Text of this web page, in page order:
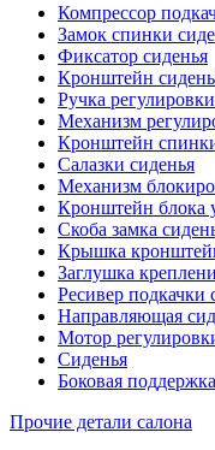
Компрессор
Замок спинки
Фиксатор сиденья
Кронштейн
Ручка
Механизм
Кронштейн
Салазки сиденья
Механизм
Кронштейн блока
Скоба замка
Крышка
Заглушка
Ресивер подкачки
Направляющая
Мотор
Сиденья
Боковая поддержка
Прочие детали салона